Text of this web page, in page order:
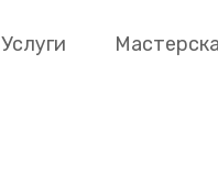
Услуги